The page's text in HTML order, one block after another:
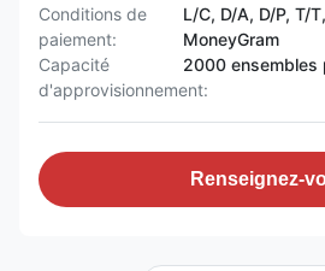
Conditions de
paiement:
L/C, D/A, D/P, T/
MoneyGram
Capacité
d'approvisionnement:
2000 ensembles
Renseignez-